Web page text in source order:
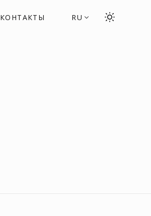
КОНТАКТЫ RU